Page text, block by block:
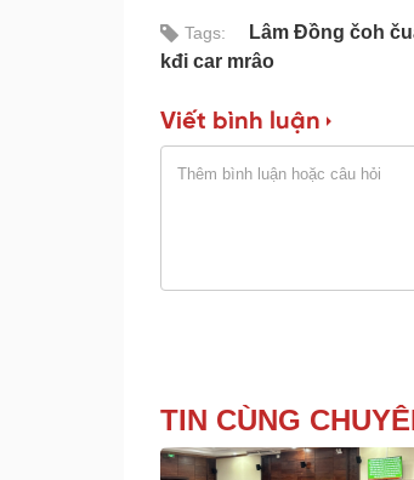
Tags:
Lâm Đồng čoh
kđi car mrâo
Viết bình luận
TIN CÙNG